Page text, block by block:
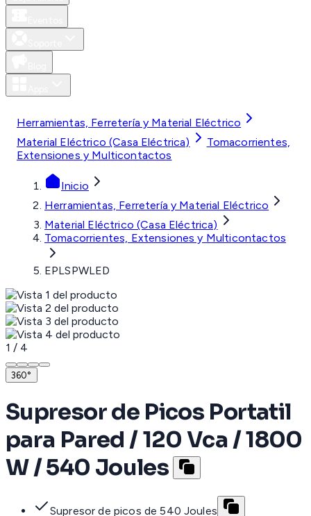
Herramientas, Ferretería y Material Eléctrico
Material Eléctrico (Casa Eléctrica)
Tomacorrientes,
Extensiones y Multicontactos
Inicio
Herramientas, Ferretería y Material Eléctrico
Material Eléctrico (Casa Eléctrica)
Tomacorrientes, Extensiones y Multicontactos
EPLSPWLED
1 / 4
360°
Supresor de Picos Portatil
para Pared / 120 Vca / 1800
W / 540 Joules
Supresor de picos de 540 Joules